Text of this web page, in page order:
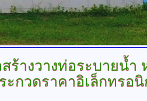
ร้างวางท่อระบายน้ำ
กวดราคาอิเล็กทรอนิ